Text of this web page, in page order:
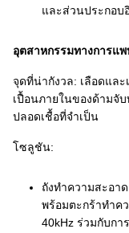
และส่วนประกอบ
อุตสาหกรรมทางการแ
จุดที่น่ากังวล: เลือดและ
เปื้อนภายในของด้ามจั
ปลอดเชื้อที่จำเป็น
โซลูชัน:
ถังทำความสะอา
พร้อมตะกร้าทำค
40kHz ร่วมกับก